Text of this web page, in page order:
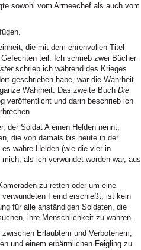
sowohl vom Armeechef als auch vom
die mit dem ehrenvollen Titel
teil. Ich schrieb zwei Bücher
schrieb ich während des Krieges
geschrieben habe, war die Wahrheit
Wahrheit. Das zweite Buch Die
veröffentlicht und darin beschrieb ich
der Soldat A einen Helden nennt,
die von damals bis heute in der
wahre Helden (wie die vier in
als ich verwundet worden war, aus
zu retten oder um eine
Feind erschießt, ist kein
für alle anständigen Soldaten, die
ihre Menschlichkeit zu wahren.
Erlaubtem und Verbotenem,
und einem erbärmlichen Feigling zu